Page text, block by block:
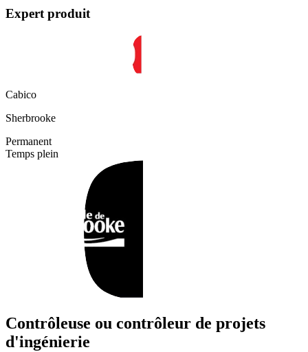
Expert produit
Cabico
Sherbrooke
Permanent
Temps plein
Contrôleuse ou contrôleur de projets
d'ingénierie